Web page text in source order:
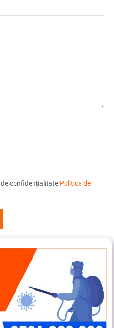
confidențialitate Politica de